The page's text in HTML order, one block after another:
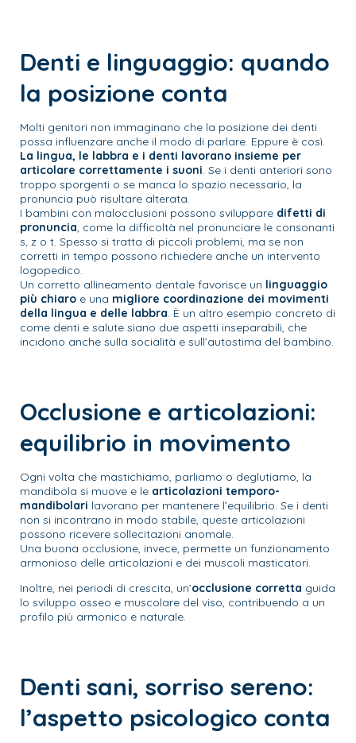
Denti e linguaggio: quando
la posizione conta
Molti genitori non immaginano che la posizione dei denti
possa influenzare anche il modo di parlare. Eppure è così.
La lingua, le labbra e i denti lavorano insieme per
articolare correttamente i suoni. Se i denti anteriori sono
troppo sporgenti o se manca lo spazio necessario, la
pronuncia può risultare alterata.
I bambini con malocclusioni possono sviluppare difetti di
pronuncia, come la difficoltà nel pronunciare le consonanti
s, z o t. Spesso si tratta di piccoli problemi, ma se non
corretti in tempo possono richiedere anche un intervento
logopedico.
Un corretto allineamento dentale favorisce un linguaggio
più chiaro e una migliore coordinazione dei movimenti
della lingua e delle labbra. È un altro esempio concreto di
come denti e salute siano due aspetti inseparabili, che
incidono anche sulla socialità e sull’autostima del bambino.
Occlusione e articolazioni:
equilibrio in movimento
Ogni volta che mastichiamo, parliamo o deglutiamo, la
mandibola si muove e le articolazioni temporo-
mandibolari lavorano per mantenere l’equilibrio. Se i denti
non si incontrano in modo stabile, queste articolazioni
possono ricevere sollecitazioni anomale.
Una buona occlusione, invece, permette un funzionamento
armonioso delle articolazioni e dei muscoli masticatori.
Inoltre, nei periodi di crescita, un’occlusione corretta guida
lo sviluppo osseo e muscolare del viso, contribuendo a un
profilo più armonico e naturale.
Denti sani, sorriso sereno:
l’aspetto psicologico conta